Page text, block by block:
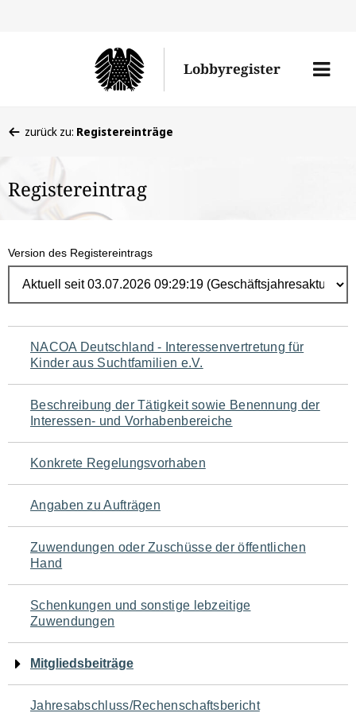
Lobbyregister
Menü
befinden
hier:
zurück zu: Registereinträge
Registereintrag
Version des Registereintrags
Navigation
für
den
Seiteninhalt
NACOA Deutschland - Interessenvertretung für
Kinder aus Suchtfamilien e.V.
Beschreibung der Tätigkeit sowie Benennung der
Interessen- und Vorhabenbereiche
Konkrete Regelungsvorhaben
Angaben zu Aufträgen
Zuwendungen oder Zuschüsse der öffentlichen
Hand
Schenkungen und sonstige lebzeitige
Zuwendungen
Mitgliedsbeiträge
Jahresabschluss/Rechenschaftsbericht